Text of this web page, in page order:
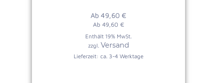
Ab 49,60 €
Ab 49,60 €
Enthält 19% MwSt.
zzgl. Versand
Lieferzeit: ca. 3-4 Werktage